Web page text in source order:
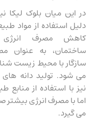
در این میان بلوک لیکا
دلیل استفاده از مواد
کاهش مصرف
ساختمان، به عنوان
سازگار با محیط زیست
می ‌شود. تولید دانه ‌های
نیز با استفاده از منابع
اما با مصرف انرژی بیشتر
می ‌گیرد.